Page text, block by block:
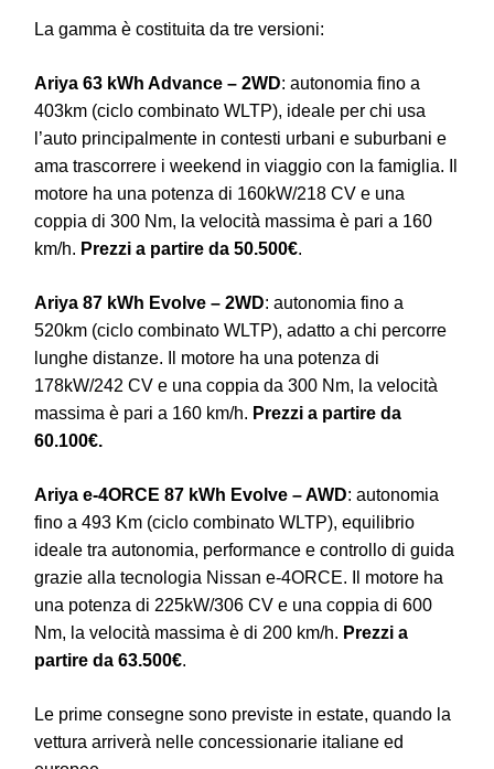
La gamma è costituita da tre versioni:
Ariya 63 kWh Advance – 2WD: autonomia fino a
403km (ciclo combinato WLTP), ideale per chi usa
l’auto principalmente in contesti urbani e suburbani e
ama trascorrere i weekend in viaggio con la famiglia. Il
motore ha una potenza di 160kW/218 CV e una
coppia di 300 Nm, la velocità massima è pari a 160
km/h. Prezzi a partire da 50.500€.
Ariya 87 kWh Evolve – 2WD: autonomia fino a
520km (ciclo combinato WLTP), adatto a chi percorre
lunghe distanze. Il motore ha una potenza di
178kW/242 CV e una coppia da 300 Nm, la velocità
massima è pari a 160 km/h. Prezzi a partire da
60.100€.
Ariya e-4ORCE 87 kWh Evolve – AWD: autonomia
fino a 493 Km (ciclo combinato WLTP), equilibrio
ideale tra autonomia, performance e controllo di guida
grazie alla tecnologia Nissan e-4ORCE. Il motore ha
una potenza di 225kW/306 CV e una coppia di 600
Nm, la velocità massima è di 200 km/h. Prezzi a
partire da 63.500€.
Le prime consegne sono previste in estate, quando la
vettura arriverà nelle concessionarie italiane ed